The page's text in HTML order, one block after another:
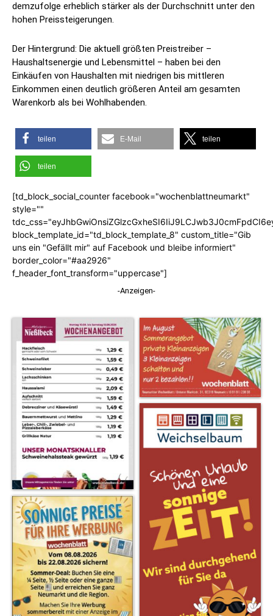
demzufolge erheblich stärker als der Durchschnitt unter den
hohen Preissteigerungen.
Der Hintergrund: Die aktuell größten Preistreiber –
Haushaltsenergie und Lebensmittel – haben bei den
Einkäufen von Haushalten mit niedrigen bis mittleren
Einkommen einen deutlich größeren Anteil am gesamten
Warenkorb als bei Wohlhabenden.
teilen E-Mail teilen
teilen
[td_block_social_counter facebook="wochenblattneumarkt"
style=""
block_template_id="td_block_template_8" custom_title="Gib
uns ein "Gefällt mir" auf Facebook und bleibe informiert"
border_color="#aa2926"
f_header_font_transform="uppercase"]
-Anzeigen-